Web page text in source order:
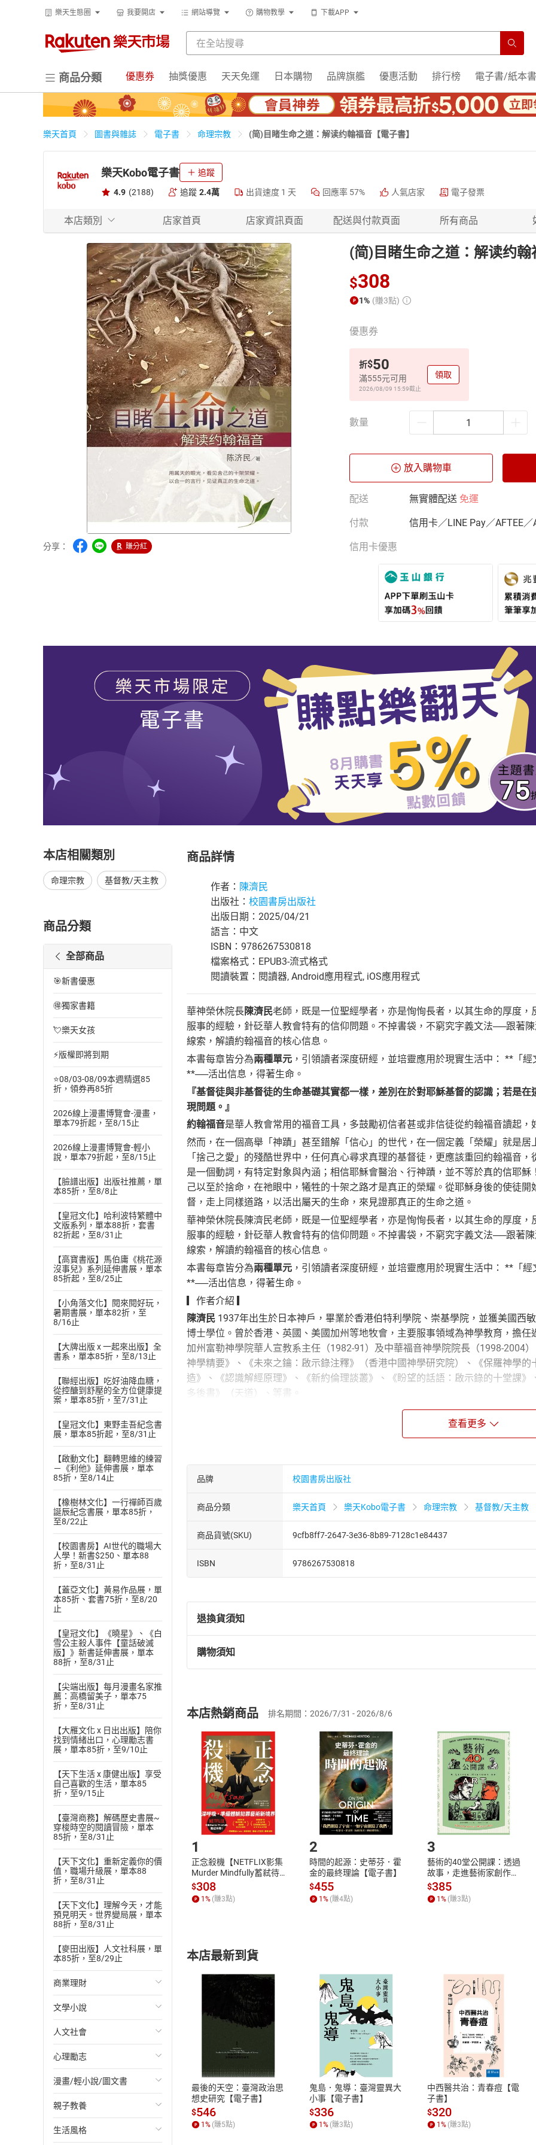
樂天生態圈 我要開店 網站導覽 購物教學 下載APP
商品分類 優惠券 抽獎優惠 天天免運 日本購物 品牌旗艦 優惠活動 排行榜 電子書/紙本書
樂天首頁 圖書與雜誌 電子書 命理宗教 (简)目睹生命之道：解读约翰福音【電子書】
樂天Kobo電子書 追蹤
4.9 (2188) 追蹤 2.4萬 出貨速度 1 天 回應率 57% 人氣店家 電子發票
本店類別 店家首頁 店家資訊頁面 配送與付款頁面 所有商品
分享： 賺分紅
(简)目睹生命之道：解读约
$308
1% (賺3點)
優惠券
折$50
滿555元可用
2026/08/09 15:59截止
領取
數量
放入購物車
配送 無實體配送 免運
付款 信用卡／LINE Pay／AFTEE／
信用卡優惠
本店相關類別
命理宗教 基督教/天主教
商品分類
全部商品
🎯新書優惠
🉐獨家書籍
💘樂天女孩
⚡版權即將到期
⭐08/03-08/09本週精選85
折，領券再85折
2026線上漫畫博覽會-漫畫，
單本79折起，至8/15止
2026線上漫畫博覽會-輕小
說，單本79折起，至8/15止
【臉譜出版】出版社推薦，單
本85折，至8/8止
【皇冠文化】哈利波特繁體中
文版系列，單本88折，套書
82折起，至8/31止
【高寶書版】馬伯庸《桃花源
沒事兒》系列延伸書展，單本
85折起，至8/25止
【小角落文化】閱來閱好玩，
暑期書展，單本82折，至
8/16止
【大牌出版 x 一起來出版】全
書系，單本85折，至8/13止
【聯經出版】吃好油降血糖，
從控醣到舒壓的全方位健康提
案，單本85折，至7/31止
【皇冠文化】東野圭吾紀念書
展，單本85折起，至8/31止
【啟動文化】翻轉思維的練習
－《利他》延伸書展，單本
85折，至8/14止
【橡樹林文化】一行禪師百歲
誕辰紀念書展，單本85折，
至8/22止
【校園書房】AI世代的職場大
人學！新書$250、單本88
折，至8/31止
【蓋亞文化】黃易作品展，單
本85折、套書75折，至8/20
止
【皇冠文化】《曉星》、《白
雪公主殺人事件【童話破滅
版】》新書延伸書展，單本
88折，至8/31止
【尖端出版】每月漫畫名家推
薦：高橋留美子，單本75
折，至8/31止
【大雁文化 x 日出出版】陪你
找到情緒出口，心理勵志書
展，單本85折，至9/10止
【天下生活 x 康健出版】享受
自己喜歡的生活，單本85
折，至9/15止
【臺灣商務】解碼歷史書展~
穿梭時空的閱讀冒險，單本
85折，至8/31止
【天下文化】重新定義你的價
值，職場升級展，單本88
折，至8/31止
【天下文化】理解今天，才能
預見明天。世界變局展，單本
88折，至8/31止
【麥田出版】人文社科展，單
本85折，至8/29止
商業理財
投資理財
經濟/趨勢
財務/金融
管理/領導
職場工作術
成功法
文學小說
歐美文學
日本文學
韓國文學
華文文學
經典文學
人文社會
國際關係
政治
社會科學
台灣/中國歷史
心理勵志
心靈成長/情緒
人際關係
兩性關係
漫畫/輕小說/圖文書
輕小說
奇幻/科幻
親子教養
教育現場
生活風格
商品詳情
作者： 陳濟民
出版社： 校園書房出版社
出版日期：2025/04/21
語言：中文
ISBN：9786267530818
檔案格式：EPUB3-流式格式
閱讀裝置：閱讀器, Android應用程式, iOS應用程式
華神榮休院長陳濟民老師，既是一位聖經學者，亦是恂恂長者，以其生命的厚度
服事的經驗，針砭華人教會特有的信仰問題。不掉書袋，不窮究字義文法──跟著
線索，解讀約翰福音的核心信息。
本書每章皆分為兩種單元 ，引領讀者深度研經，並培靈應用於現實生活中： **「
**──活出信息，得著生命。
『基督徒與非基督徒的生命基礎其實都一樣，差別在於對耶穌基督的認識；若是
現問題。』
約翰福音是華人教會常用的福音工具，多鼓勵初信者甚或非信徒從約翰福音讀起，
然而，在一個高舉「神蹟」甚至錯解「信心」的世代，在一個定義「榮耀」就是
「捨己之愛」的殘酷世界中，任何真心尋求真理的基督徒，更應該重回約翰福音
是一個動詞，有特定對象與內涵；相信耶穌會醫治、行神蹟，並不等於真的信耶
己以至於捨命，在祂眼中，犧牲的十架之路才是真正的榮耀。從耶穌身後的使徒
督，走上同樣道路，以活出屬天的生命，來見證那真正的生命之道。
華神榮休院長陳濟民老師，既是一位聖經學者，亦是恂恂長者，以其生命的厚度
服事的經驗，針砭華人教會特有的信仰問題。不掉書袋，不窮究字義文法──跟著
線索，解讀約翰福音的核心信息。
本書每章皆分為兩種單元 ，引領讀者深度研經，並培靈應用於現實生活中： **「
**──活出信息，得著生命。
▎作者介紹 ▎
陳濟民 1937年出生於日本神戶，畢業於香港伯特利學院、崇基學院，並獲美國西
博士學位。曾於香港、英國、美國加州等地牧會，主要服事領域為神學教育，擔
加州富勒神學院華人宣教系主任（1982-91）及中華福音神學院院長（1998-2004
神學精要》、《未來之鑰：啟示錄注釋》（香港中國神學研究院）、《保羅神學
造》、《認識解經原理》、《新約倫理談叢》、《盼望的話語：啟示錄的十堂課
多後書》（天道）、等書。
這是你或身邊親友的懷疑： 信耶穌和拜菩薩有什麼不一樣？ 宗教都是勸人
如果這就是你的情況，請翻開本書，跟隨陳濟民老師，為你的疑惑在約翰福音中
查看更多
品牌 校園書房出版社
商品分類 樂天首頁 樂天Kobo電子書 命理宗教 基督教/天主教
商品貨號(SKU) 9cfb8ff7-2647-3e36-8b89-7128c1e84437
ISBN 9786267530818
退換貨須知
退換貨規定：
(一)依消費者保護法第19條第1項後段暨通訊交易解除權合理例外情事適用
(二)消費者訂購本店鋪之商品即代表知悉本店鋪所銷售之商品為電子書，
且已下載/存取電子書，不得請求退貨退款。
退貨方式：您欲取消訂單或辦理退貨時，請登入樂天市場，並於「我的訂單
貨」，本店鋪將依您的申請進行審核，待審核通過後將為您辦理退款事宜。
請注意，樂天市場須以整筆訂單為單位進行取消/退貨，恕無法以單支商品取
購物須知
挑選商品
Choose
放入購物車
Shopping cart
登入帳號
Login
購書後，如何開始使用？
Step1.選擇閱讀載具 Step2.登入
ATM轉帳、信用卡、LINE PAY、AFTEE
退換貨規範
本店是否提供消費者保護法七日猶
之權利，遽消費者保護法及通訊交
除權合理例外情事適用準則，依商
質各有不同規定。詳細退換貨說明
照各商品說明。
本店熱銷商品 排名期間：2026/7/31 - 2026/8/6
1
正念殺機【NETFLIX影集
Murder Mindfully蓄弒待
發】【電子書】
$308
1 % (賺3點)
2
時間的起源：史蒂芬．霍
金的最終理論【電子書】
$455
1 % (賺4點)
3
藝術的40堂公開課：透過
故事，走進藝術家創作現
場，看藝術如何誕生、如
何形塑人類生活【電子
書】
$385
1 % (賺3點)
本店最新到貨
最後的天空：臺灣政治思
想史研究【電子書】
$546
1 % (賺5點)
鬼島．鬼導：臺灣靈異大
小事【電子書】
$336
1 % (賺3點)
中西醫共治：青春痘【電
子書】
$320
1 % (賺3點)